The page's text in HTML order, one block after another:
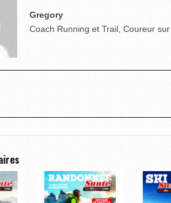
Gregory
Coach Running et Trail, Coureur